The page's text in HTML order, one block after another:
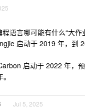
语言哪可能有什么“大作
启动于 2019 年，到
启动于 2022 年，
Jul 5, 2025